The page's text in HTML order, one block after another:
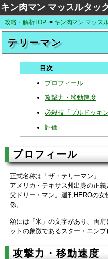
キン肉マン マッスルタッ
攻略・解析TOP キン肉マン マッス
テリーマン
プロフィール
攻撃力・移動速度
必殺技「ブルドッキ
評価
プロフィール
正式名称は「ザ・テリーマン」
アメリカ・テキサス州出身の正義
父ドリー・マン。週刊HEROの
係。
額には「米」の文字があり、両
ットの象徴であるスター・エンブ
攻撃力・移動速度